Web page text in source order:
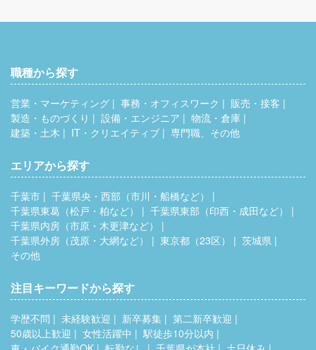
職種から探す
営業・マーケティング 事務・オフィスワーク
販売・接客
製造・ものづくり
設備・エンジニア
物流・倉庫
建築・土木
IT・クリエイティブ 専門職、その他
エリアから探す
千葉市
千葉県央・西部（市川・船橋など）
千葉県東葛（松戸・柏など）
千葉県東部（印西・成田など）
千葉県内房（市原・木更津など）
千葉県外房（茂原・大網など）
東京都（23区）
茨城県
その他
注目キーワードから探す
学歴不問 未経験歓迎 新卒募集
第二新卒歓迎
50歳以上歓迎
女性活躍中
駅徒歩10分以内